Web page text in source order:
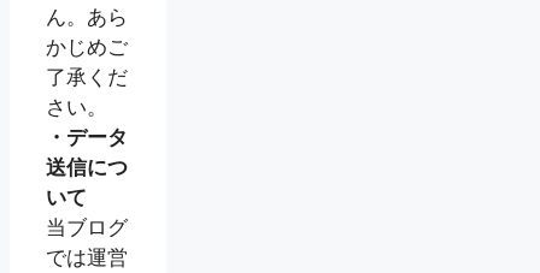
ん。あら
かじめご
了承くだ
さい。
・データ
送信につ
いて
当ブログ
では運営